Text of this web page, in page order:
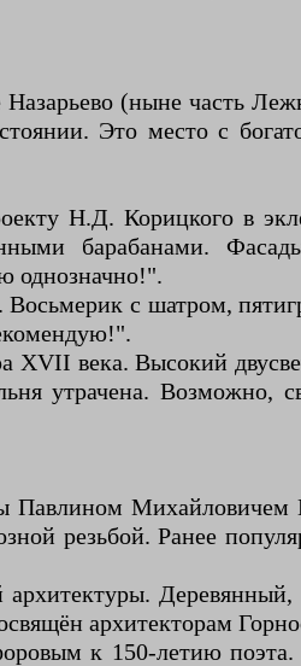
(ныне часть
Это место с
Н.Д. Корицкого в
барабанами.
однозначно!".
с шатром,
XVII века. Высокий
утрачена. Возможно,
Павлином
резьбой. Ранее
архитекторам
к 150-летию поэта.